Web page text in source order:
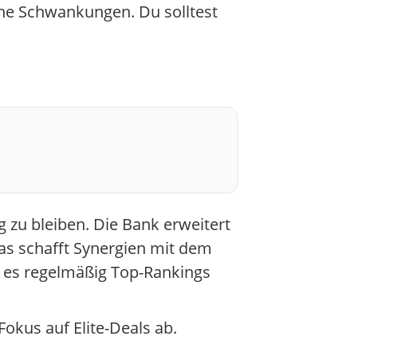
Schwankungen. Du solltest
zu bleiben. Die Bank erweitert
schafft Synergien mit dem
regelmäßig Top-Rankings
auf Elite-Deals ab.